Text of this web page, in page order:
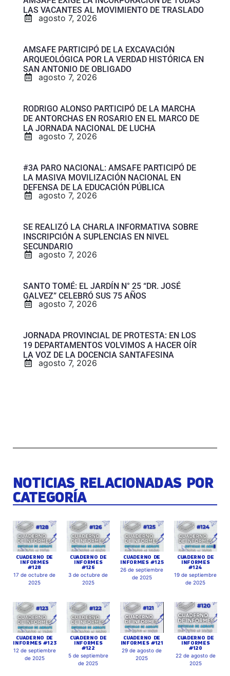
LAS VACANTES AL MOVIMIENTO DE TRASLADO
agosto 7, 2026
AMSAFE PARTICIPÓ DE LA EXCAVACIÓN
ARQUEOLÓGICA POR LA VERDAD HISTÓRICA EN
SAN ANTONIO DE OBLIGADO
agosto 7, 2026
RODRIGO ALONSO PARTICIPÓ DE LA MARCHA
DE ANTORCHAS EN ROSARIO EN EL MARCO DE
LA JORNADA NACIONAL DE LUCHA
agosto 7, 2026
#3A PARO NACIONAL: AMSAFE PARTICIPÓ DE
LA MASIVA MOVILIZACIÓN NACIONAL EN
DEFENSA DE LA EDUCACIÓN PÚBLICA
agosto 7, 2026
SE REALIZÓ LA CHARLA INFORMATIVA SOBRE
INSCRIPCIÓN A SUPLENCIAS EN NIVEL
SECUNDARIO
agosto 7, 2026
SANTO TOMÉ: EL JARDÍN N° 25 “DR. JOSÉ
GALVEZ” CELEBRÓ SUS 75 AÑOS
agosto 7, 2026
JORNADA PROVINCIAL DE PROTESTA: EN LOS
19 DEPARTAMENTOS VOLVIMOS A HACER OÍR
LA VOZ DE LA DOCENCIA SANTAFESINA
agosto 7, 2026
NOTICIAS RELACIONADAS POR
CATEGORÍA
CUADERNO DE
INFORMES
#128
17 de octubre de
2025
CUADERNO DE
INFORMES
#126
3 de octubre de
2025
CUADERNO DE
INFORMES #125
26 de septiembre
de 2025
CUADERNO DE
INFORMES
#124
19 de septiembre
de 2025
CUADERNO DE
INFORMES #123
12 de septiembre
de 2025
CUADERNO DE
INFORMES
#122
5 de septiembre
de 2025
CUADERNO DE
INFORMES #121
29 de agosto de
2025
CUADERNO DE
INFORMES
#120
22 de agosto de
2025